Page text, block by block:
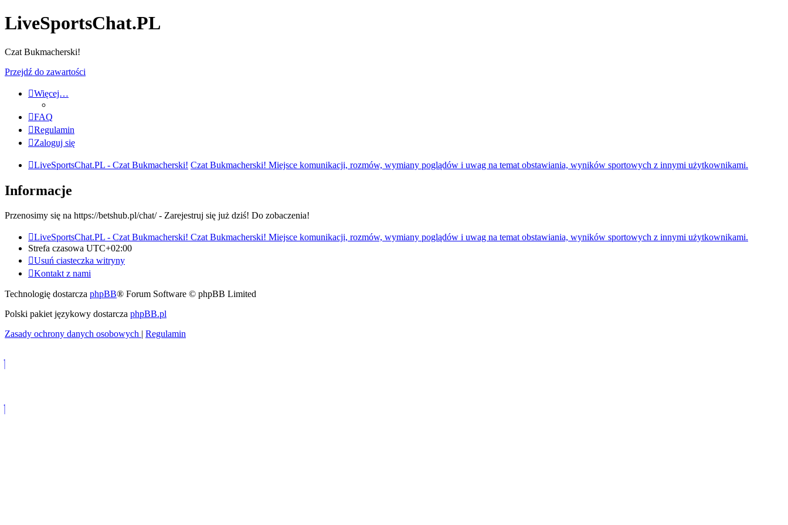
LiveSportsChat.PL
Czat Bukmacherski!
Przejdź do zawartości
Więcej…
FAQ
Regulamin
Zaloguj się
LiveSportsChat.PL - Czat Bukmacherski! Czat Bukmacherski! Miejsce komunikacji, rozmów, wymiany poglądów i uwag na temat obstawiania, wyników sportowych z innymi użytkownikami.
Informacje
Przenosimy się na https://betshub.pl/chat/ - Zarejestruj się już dziś! Do zobaczenia!
LiveSportsChat.PL - Czat Bukmacherski! Czat Bukmacherski! Miejsce komunikacji, rozmów, wymiany poglądów i uwag na temat obstawiania, wyników sportowych z innymi użytkownikami.
Strefa czasowa UTC+02:00
Usuń ciasteczka witryny
Kontakt z nami
Technologię dostarcza phpBB® Forum Software © phpBB Limited
Polski pakiet językowy dostarcza phpBB.pl
Zasady ochrony danych osobowych | Regulamin